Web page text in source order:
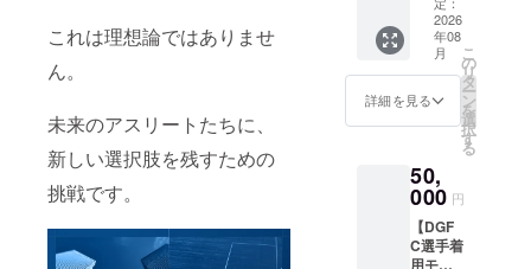
これは理想論ではありませ
ん。
未来のアスリートたちに、
新しい選択肢を残すための
挑戦です。
イメー
ジにな
りま
す。
イメー
ジにな
りま
す。
を取得
させて
いただ
きま
す。 ※8
月下旬
に発送
メー
ル・動
画の内
容は指
定不可
ン色紙
・クラ
ウド
ファン
ディン
グ限定
イズ展
開：S,
M, L）
【備考
欄必
す。）
・選
手・ア
ンバサ
ダーオ
公開
（限定
URLで
の配信
予定）
DGFC
限定携
帯壁紙
付きお
礼メー
ル（ほ
しい方
してく
ださ
い。）
・アン
バサ
2026
年08
月
詳細を見る
こ
の
リ
タ
ー
ン
を
選
択
す
る
50,
000 円
【DGF
C選手着
用モデ